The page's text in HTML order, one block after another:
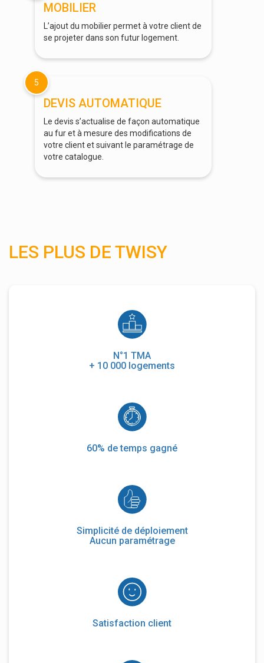
MOBILIER
L’ajout du mobilier permet à votre client de
se projeter dans son futur logement.
5
DEVIS AUTOMATIQUE
Le devis s’actualise de façon automatique
au fur et à mesure des modifications de
votre client et suivant le paramétrage de
votre catalogue.
LES PLUS DE TWISY
N°1 TMA
+ 10 000 logements
60% de temps gagné
Simplicité de déploiement
Aucun paramétrage
Satisfaction client